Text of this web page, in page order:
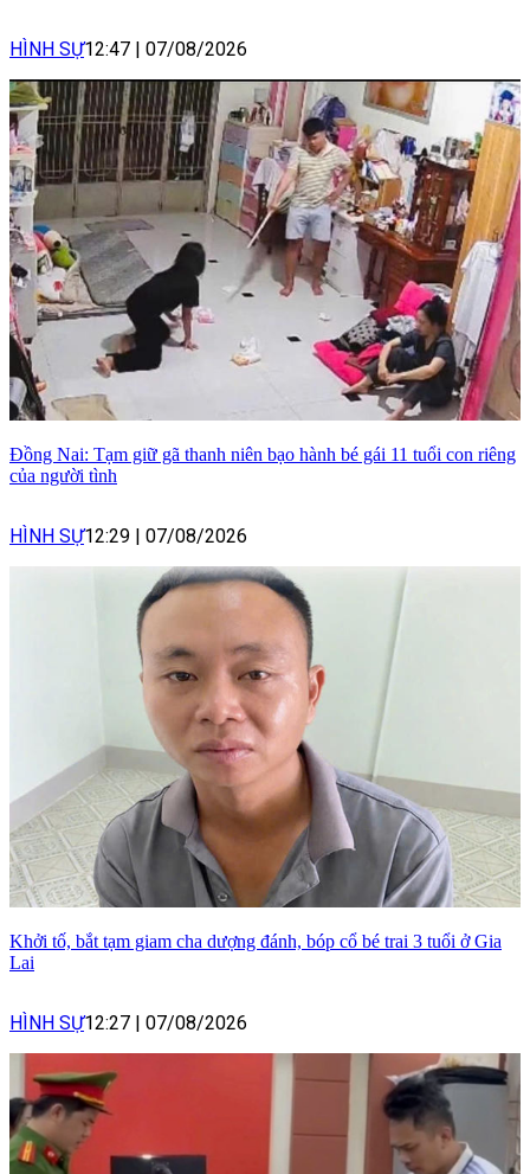
HÌNH SỰ12:47 | 07/08/2026
Đồng Nai: Tạm giữ gã thanh niên bạo hành bé gái 11 tuổi con riêng
của người tình
HÌNH SỰ12:29 | 07/08/2026
Khởi tố, bắt tạm giam cha dượng đánh, bóp cổ bé trai 3 tuổi ở Gia
Lai
HÌNH SỰ12:27 | 07/08/2026